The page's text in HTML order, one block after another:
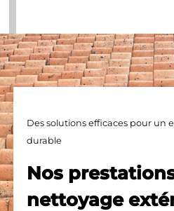
Des solutions efficaces pour un
durable
Nos
nettoyage